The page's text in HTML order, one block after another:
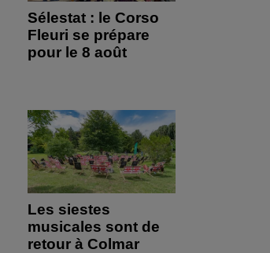
Sélestat : le Corso
Fleuri se prépare
pour le 8 août
Les siestes
musicales sont de
retour à Colmar